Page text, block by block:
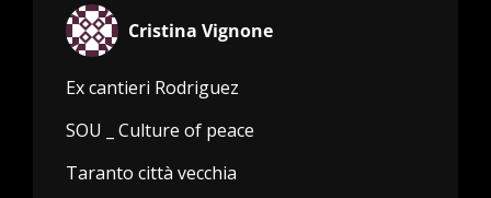
Cristina Vignone
Ex cantieri Rodriguez
SOU _ Culture of peace
Taranto città vecchia